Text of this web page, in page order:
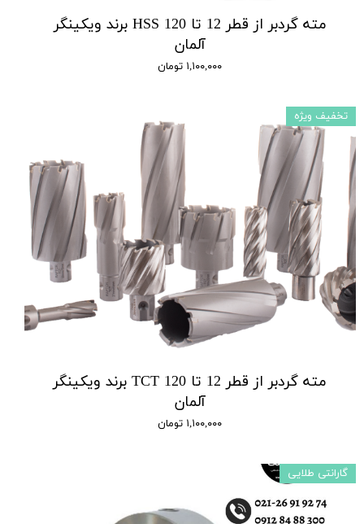
مته گردبر از قطر 12 تا 120 HSS برند ویکینگر
آلمان
۱,۱۰۰,۰۰۰ تومان
مته گردبر از قطر 12 تا 120 TCT برند ویکینگر
آلمان
۱,۱۰۰,۰۰۰ تومان
تخفیف ویژه
گارانتی طلایی